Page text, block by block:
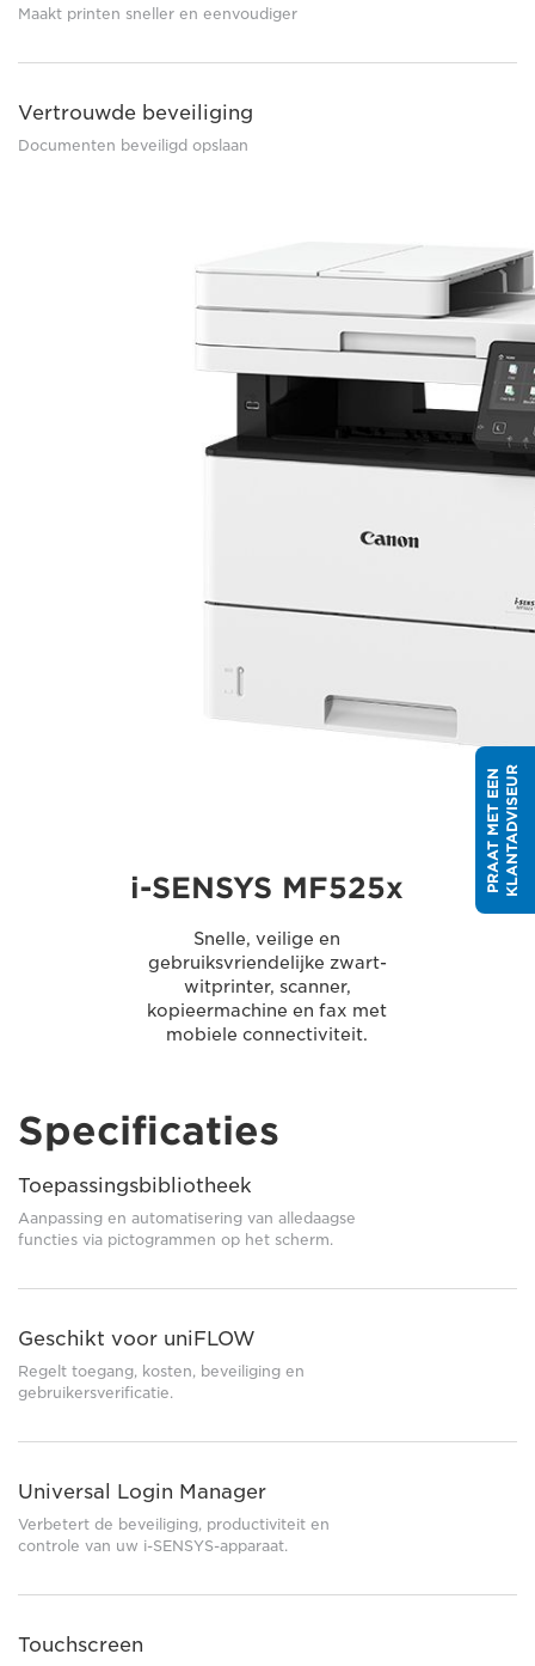
Maakt printen sneller en eenvoudiger
Vertrouwde beveiliging
Documenten beveiligd opslaan
i-SENSYS MF525x
Snelle, veilige en
gebruiksvriendelijke zwart-
witprinter, scanner,
kopieermachine en fax met
mobiele connectiviteit.
Specificaties
Toepassingsbibliotheek
Aanpassing en automatisering van alledaagse
functies via pictogrammen op het scherm.
Geschikt voor uniFLOW
Regelt toegang, kosten, beveiliging en
gebruikersverificatie.
Universal Login Manager
Verbetert de beveiliging, productiviteit en
controle van uw i-SENSYS-apparaat.
Touchscreen
P
R
A
A
T
M
E
T
E
E
N
K
L
A
N
T
A
D
V
I
S
E
UR